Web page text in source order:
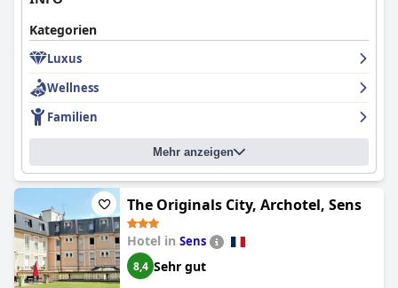
Kategorien
Luxus
Wellness
Familien
Mehr anzeigen
The Originals City, Archotel, Sens
Hotel in Sens
8,4 Sehr gut